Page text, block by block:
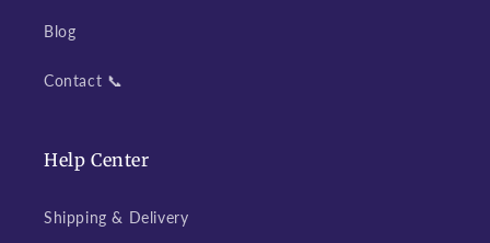
Blog
Contact 📞
Help Center
Shipping & Delivery